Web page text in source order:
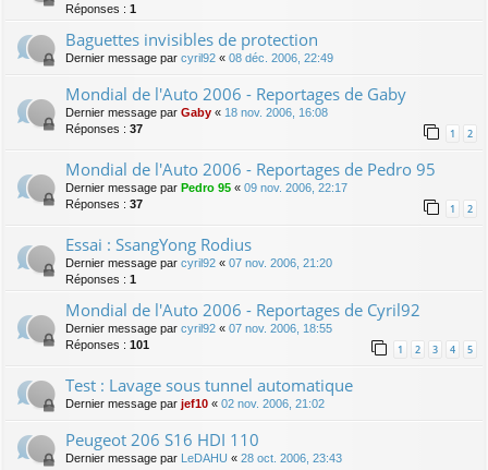
Réponses : 1
Baguettes invisibles de protection
Dernier message par cyril92 « 08 déc. 2006, 22:49
Mondial de l'Auto 2006 - Reportages de Gaby
Dernier message par Gaby « 18 nov. 2006, 16:08
Réponses : 37 1 2
Mondial de l'Auto 2006 - Reportages de Pedro 95
Dernier message par Pedro 95 « 09 nov. 2006, 22:17
Réponses : 37 1 2
Essai : SsangYong Rodius
Dernier message par cyril92 « 07 nov. 2006, 21:20
Réponses : 1
Mondial de l'Auto 2006 - Reportages de Cyril92
Dernier message par cyril92 « 07 nov. 2006, 18:55
Réponses : 101 1 2 3 4 5
Test : Lavage sous tunnel automatique
Dernier message par jef10 « 02 nov. 2006, 21:02
Peugeot 206 S16 HDI 110
Dernier message par LeDAHU « 28 oct. 2006, 23:43